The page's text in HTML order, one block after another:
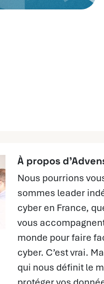
À propos
Nous pourrions
sommes leader
cyber en France,
vous
monde pour faire
cyber. C’est vrai.
qui nous définit le